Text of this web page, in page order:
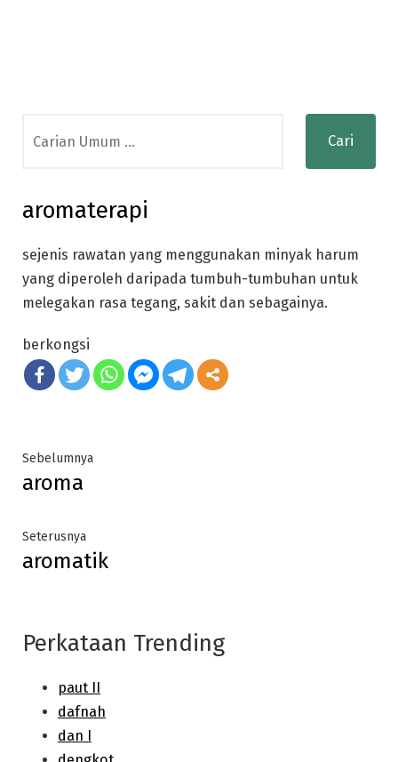
for:
aromaterapi
sejenis rawatan yang menggunakan minyak harum
yang diperoleh daripada tumbuh-tumbuhan untuk
melegakan rasa tegang, sakit dan sebagainya.
berkongsi
Post
navigation
SebelumnyaPrevious
aroma
SeterusnyaNext
post:
aromatik
Perkataan Trending